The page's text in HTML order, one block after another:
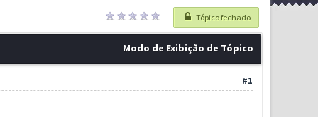
Tópico fechado
Modo de Exibição de Tópico
#1